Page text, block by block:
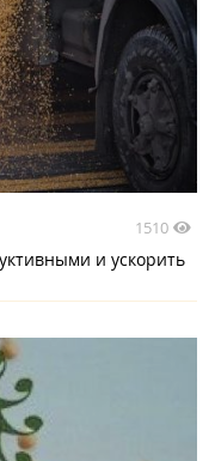
1510
и ускорить